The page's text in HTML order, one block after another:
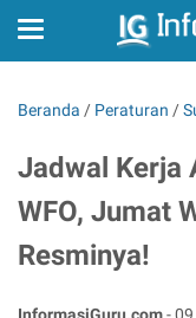
Beranda / Peraturan /
Jadwal Kerja
WFO, Jumat
Resminya!